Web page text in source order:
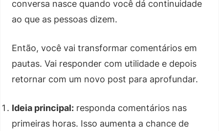
conversa nasce quando você dá continuidade
ao que as pessoas dizem.
Então, você vai transformar comentários em
pautas. Vai responder com utilidade e depois
retornar com um novo post para aprofundar.
Ideia principal: responda comentários nas
primeiras horas. Isso aumenta a chance de